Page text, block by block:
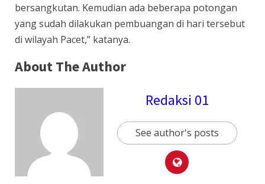
bersangkutan. Kemudian ada beberapa potongan
yang sudah dilakukan pembuangan di hari tersebut
di wilayah Pacet,” katanya.
About The Author
Redaksi 01
See author's posts